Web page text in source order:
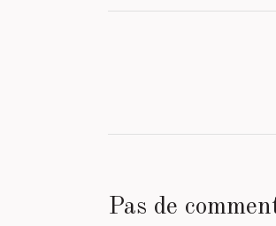
Pas de